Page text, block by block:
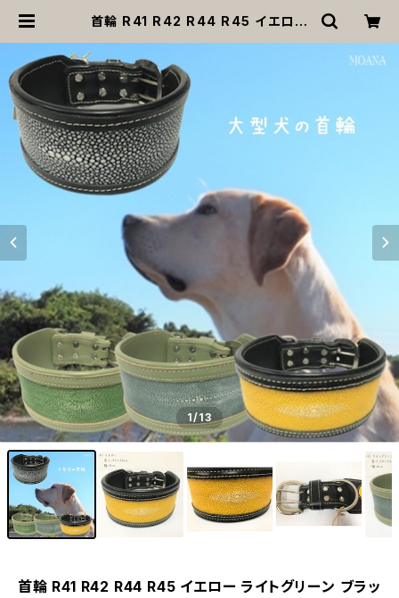
首輪 R41 R42 R44 R45 イエロー
エイ革 レザー 革 大型犬 犬 ペット 送
料無料 返品交換不可 | MOANA
1/13
首輪 R41 R42 R44 R45 イエロー ライトグリーン ブラッ